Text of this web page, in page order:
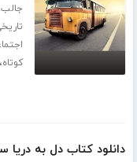
جالب
کوتاه
دانلود کتاب دل به دریا